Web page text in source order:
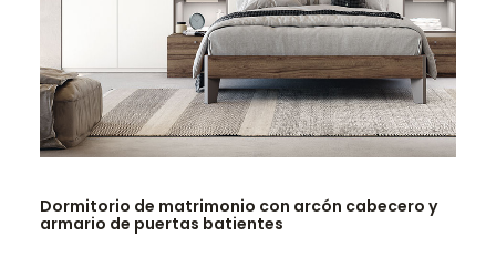
Dormitorio de matrimonio con arcón cabecero y
armario de puertas batientes